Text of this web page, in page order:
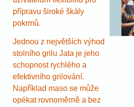
přípravu široké škály
pokrmů.
Jednou z největších výhod
stolního grilu Jata je jeho
schopnost rychlého a
efektivního grilování.
Například maso se může
opékat rovnoměrně a bez